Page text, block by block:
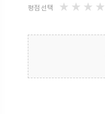
평점 선택 ★ ★ ★ ★